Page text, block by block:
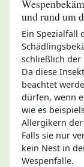
und rund um
Ein Spezialfall
schließlich der
Da diese
beachtet
dürfen, wenn
wie es
Allergikern der
Falls sie nur
kein Nest in
Wespenfalle.